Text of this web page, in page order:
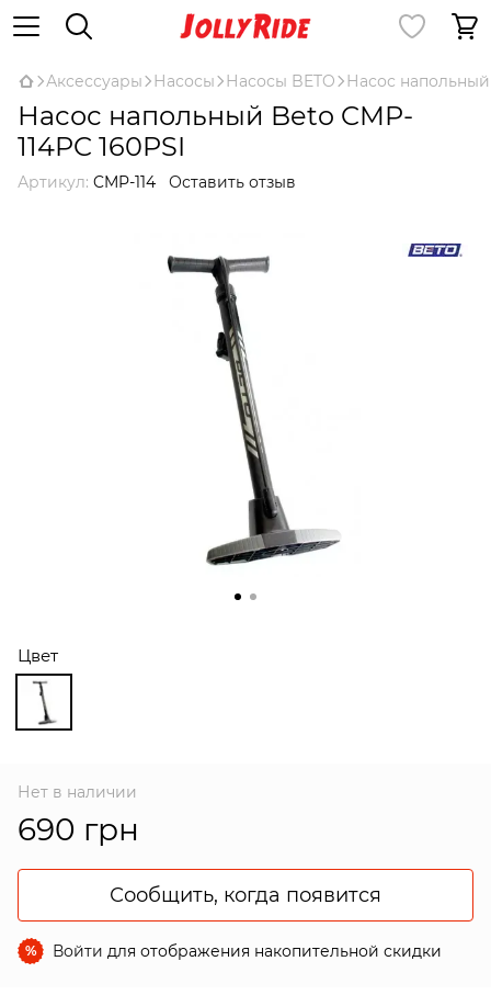
Аксессуары Насосы Насосы BETO Насос напольный
Насос напольный Beto CMP-
114PC 160PSI
Артикул: CMP-114 Оставить отзыв
Цвет
Нет в наличии
690 грн
Сообщить, когда появится
% Войти для отображения накопительной скидки